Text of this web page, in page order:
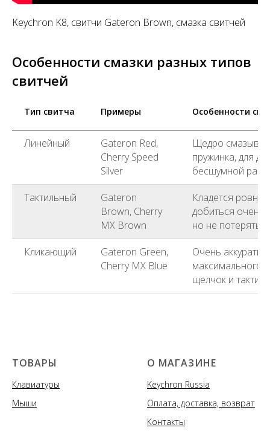
Keychron K8, свитчи Gateron Brown, смазка свитчей
Особенности смазки разных типов
свитчей
Тип свитча Примеры Особенности
Линейный
Gateron Red,
Cherry Speed
Silver
Щедро
пружинка, для
бесшумной
Тактильный
Gateron
Brown, Cherry
MX Brown
Кладется ровно
добиться очень
но не потерять
Кликающий
Gateron Green,
Cherry MX Blue
Очень
максимального
щелчок и
ТОВАРЫ
Клавиатуры
Мыши
О МАГАЗИНЕ
Keychron Russia
Оплата, доставка, возврат
Контакты